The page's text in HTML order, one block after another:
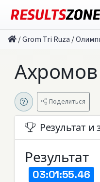
/Grom Tri Ruza /
Поделиться
Результат и
Результат
03:01:55.46